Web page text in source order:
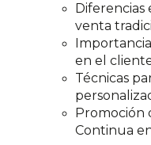
Diferencias
venta
en el
Técnicas
Promoción
Continua